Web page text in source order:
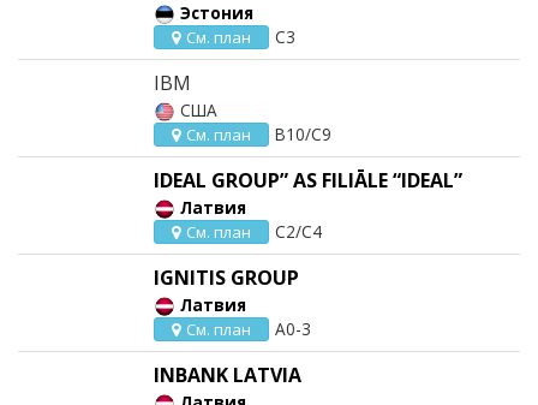
Эстония
См. план C3
IBM
США
См. план B10/C9
IDEAL GROUP” AS FILIĀLE “IDEAL”
Латвия
См. план C2/C4
IGNITIS GROUP
Латвия
См. план A0-3
INBANK LATVIA